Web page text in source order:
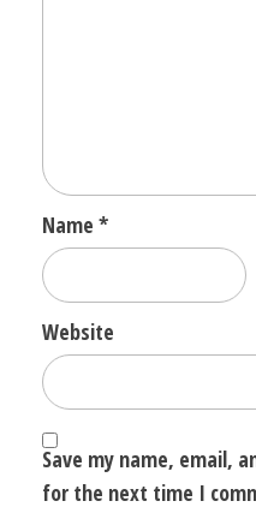
Name *
Website
Save my name, email,
for the next time I